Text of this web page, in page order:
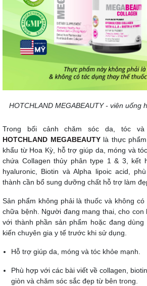
HOTCHLAND MEGABEAUTY - viên uống
Trong bối cảnh chăm sóc da, tóc
HOTCHLAND MEGABEAUTYlà thực
khẩu từ Hoa Kỳ, hỗ trợ giúp da, móng và
chứa Collagen thủy phân type 1 & 3, kết
hyaluronic, Biotin và Alpha lipoic acid,
thành cần bổ sung dưỡng chất hỗ trợ làm
Sản phẩm không phải là thuốc và không
chữa bệnh. Người đang mang thai, cho con
với thành phần sản phẩm hoặc đang
kiến chuyên gia y tế trước khi sử dụng.
Hỗ trợ giúp da, móng và tóc khỏe mạnh.
Phù hợp với các bài viết về collagen,
giòn và chăm sóc sắc đẹp từ bên trong.